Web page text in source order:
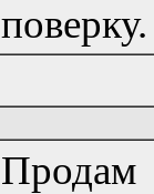
поверку.